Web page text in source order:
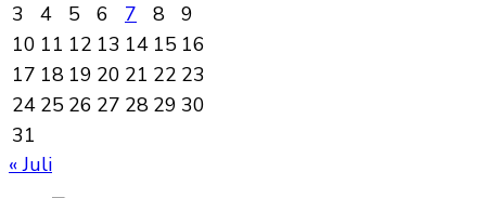
3
4 5 6 7 8
9
10 11 12 13 14 15 16
17 18 19 20 21 22 23
24 25 26 27 28 29 30
31
« Juli